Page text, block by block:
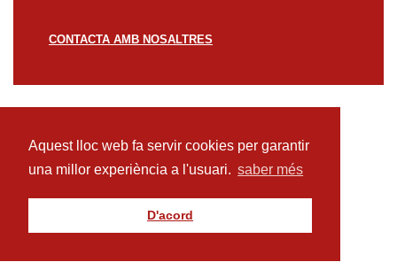
Aquest lloc web fa servir cookies per garantir
una millor experiència a l'usuari. saber més
D'acord
CONTACTA AMB NOSALTRES